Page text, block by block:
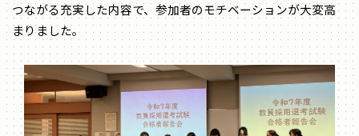
つながる充実した内容で、参加者のモチベーションが大変高
まりました。